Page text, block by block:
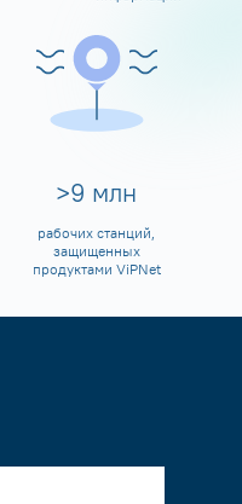
>10 млн
рабочих станций,
защищенных
продуктами ViPNet